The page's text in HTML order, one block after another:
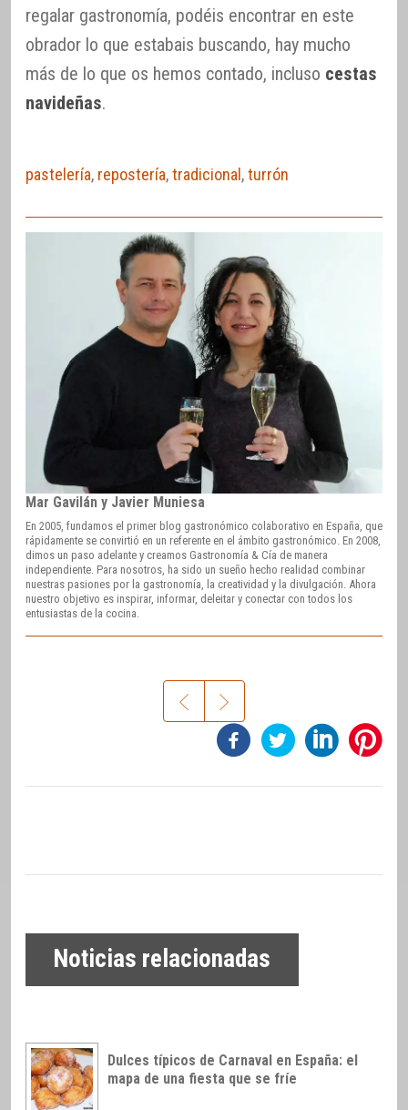
regalar gastronomía, podéis encontrar en este
obrador lo que estabais buscando, hay mucho
más de lo que os hemos contado, incluso cestas
navideñas.
pastelería, repostería,tradicional,turrón
Mar Gavilán y Javier Muniesa
En 2005, fundamos el primer blog gastronómico colaborativo en España, que
rápidamente se convirtió en un referente en el ámbito gastronómico. En 2008,
dimos un paso adelante y creamos Gastronomía & Cía de manera
independiente. Para nosotros, ha sido un sueño hecho realidad combinar
nuestras pasiones por la gastronomía, la creatividad y la divulgación. Ahora
nuestro objetivo es inspirar, informar, deleitar y conectar con todos los
entusiastas de la cocina.
Noticias relacionadas
Dulces típicos de Carnaval en España: el
mapa de una fiesta que se fríe